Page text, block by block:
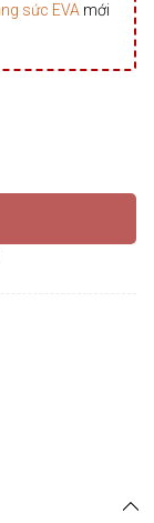
sức EVA mới